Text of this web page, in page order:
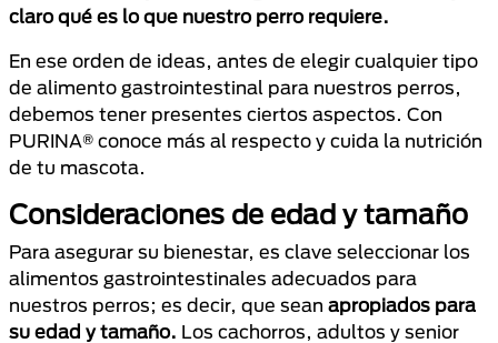
claro qué es lo que nuestro perro requiere.
En ese orden de ideas, antes de elegir cualquier tipo
de alimento gastrointestinal para nuestros perros,
debemos tener presentes ciertos aspectos. Con
PURINA® conoce más al respecto y cuida la nutrición
de tu mascota.
Consideraciones de edad y tamaño
Para asegurar su bienestar, es clave seleccionar los
alimentos gastrointestinales adecuados para
nuestros perros; es decir, que sean apropiados para
su edad y tamaño. Los cachorros, adultos y senior